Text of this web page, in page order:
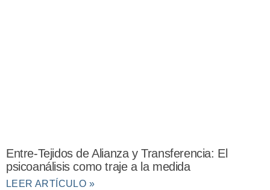
Entre-Tejidos de Alianza y Transferencia: El
psicoanálisis como traje a la medida
LEER ARTÍCULO »